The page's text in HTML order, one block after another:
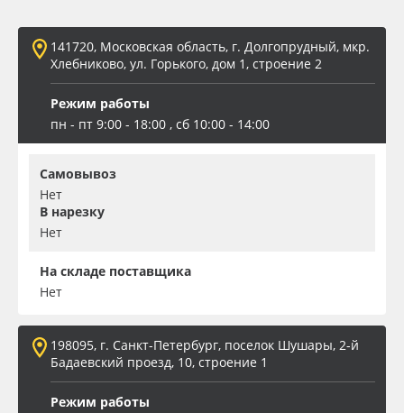
Oracal 641
Orajet 3640
Плёнка монтажная Oratape
ПЭТ листовой
ПЭТ бэклит
Заготовки для сувениров
141720, Московская область, г. Долгопрудный, мкр.
Хлебниково, ул. Горького, дом 1, строение 2
Режим работы
пн - пт 9:00 - 18:00 , сб 10:00 - 14:00
Самовывоз
Нет
В нарезку
Нет
На складе поставщика
Нет
198095, г. Санкт-Петербург, поселок Шушары, 2-й
Бадаевский проезд, 10, строение 1
Режим работы